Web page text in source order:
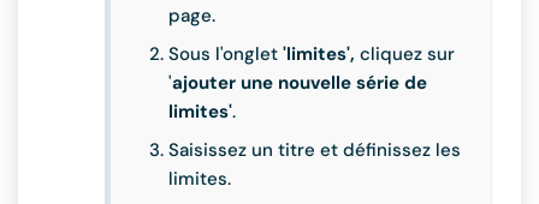
page.
Sous l'onglet 'limites', cliquez sur
'ajouter une nouvelle série de
limites'.
Saisissez un titre et définissez les
limites.